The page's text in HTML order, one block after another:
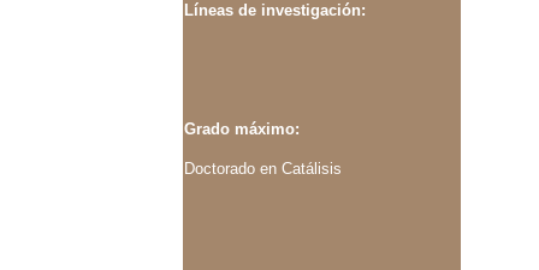
Líneas de investigación:
Grado máximo:
Doctorado en Catálisis